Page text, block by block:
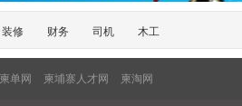
装修 财务 司机 木工
柬单网 柬埔寨人才网 柬淘网